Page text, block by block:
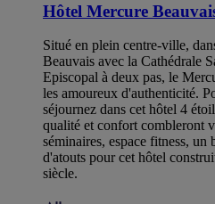
Hôtel Mercure
Situé en plein centre-ville,
Beauvais avec la Cathédrale
Episcopal à deux pas, le
les amoureux d'authenticité.
séjournez dans cet hôtel 4
qualité et confort combleront
séminaires, espace fitness, un
d'atouts pour cet hôtel
siècle.